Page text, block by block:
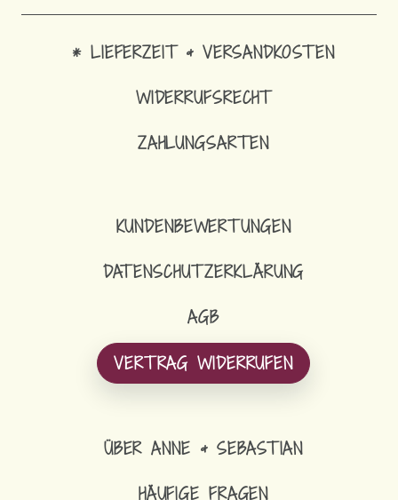
* LIEFERZEIT & VERSANDKOSTEN
WIDERRUFSRECHT
ZAHLUNGSARTEN
KUNDENBEWERTUNGEN
DATENSCHUTZERKLÄRUNG
AGB
VERTRAG WIDERRUFEN
ÜBER ANNE & SEBASTIAN
HÄUFIGE FRAGEN